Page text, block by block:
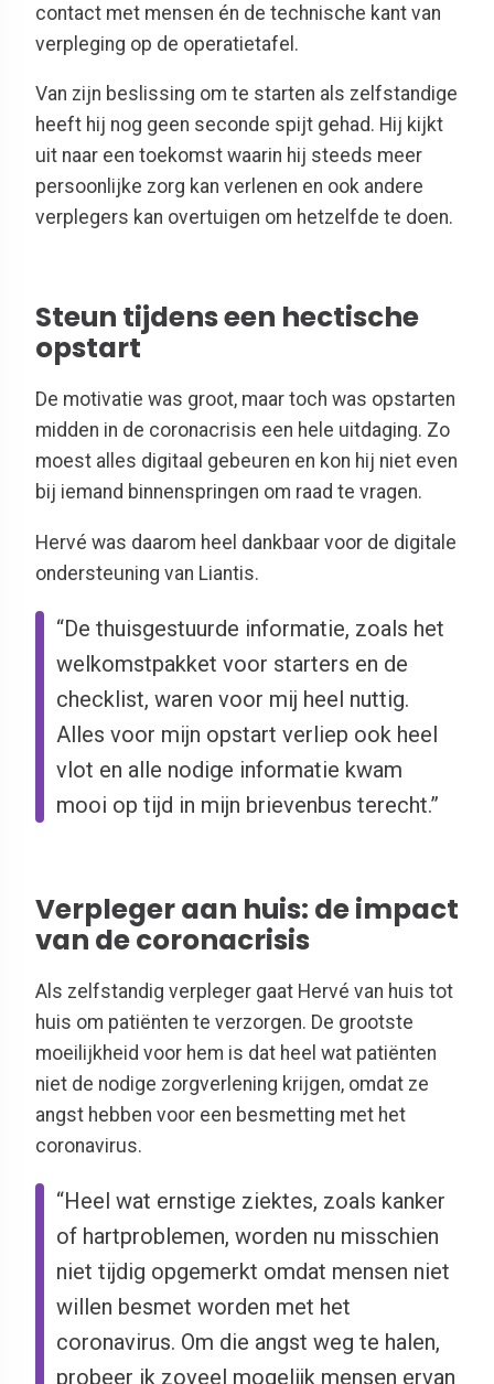
contact met mensen én de technische kant van
verpleging op de operatietafel.
Van zijn beslissing om te starten als zelfstandige
heeft hij nog geen seconde spijt gehad. Hij kijkt
uit naar een toekomst waarin hij steeds meer
persoonlijke zorg kan verlenen en ook andere
verplegers kan overtuigen om hetzelfde te doen.
Steun tijdens een hectische
opstart
De motivatie was groot, maar toch was opstarten
midden in de coronacrisis een hele uitdaging. Zo
moest alles digitaal gebeuren en kon hij niet even
bij iemand binnenspringen om raad te vragen.
Hervé was daarom heel dankbaar voor de digitale
ondersteuning van Liantis.
“De thuisgestuurde informatie, zoals het
welkomstpakket voor starters en de
checklist, waren voor mij heel nuttig.
Alles voor mijn opstart verliep ook heel
vlot en alle nodige informatie kwam
mooi op tijd in mijn brievenbus terecht.”
Verpleger aan huis: de impact
van de coronacrisis
Als zelfstandig verpleger gaat Hervé van huis tot
huis om patiënten te verzorgen. De grootste
moeilijkheid voor hem is dat heel wat patiënten
niet de nodige zorgverlening krijgen, omdat ze
angst hebben voor een besmetting met het
coronavirus.
“Heel wat ernstige ziektes, zoals kanker
of hartproblemen, worden nu misschien
niet tijdig opgemerkt omdat mensen niet
willen besmet worden met het
coronavirus. Om die angst weg te halen,
probeer ik zoveel mogelijk mensen ervan